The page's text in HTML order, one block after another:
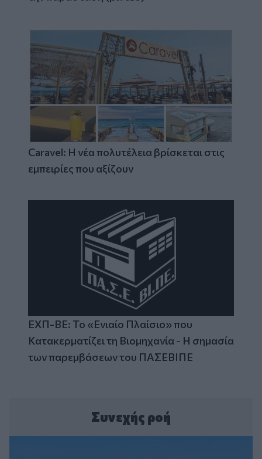
Caravel: Η νέα πολυτέλεια βρίσκεται στις
εμπειρίες που αξίζουν
ΕΧΠ-ΒΕ: Το «Ενιαίο Πλαίσιο» που
Κατακερματίζει τη Βιομηχανία - Η σημασία
των παρεμβάσεων του ΠΑΣΕΒΙΠΕ
Συνεχής ροή